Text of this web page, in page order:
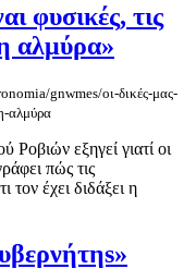
φυσικές, τις
αλμύρα»
gnwmes/οι-δικές-μας-
αλμύρα
Ροβιών εξηγεί γιατί οι
πώς τις
τον έχει διδάξει η